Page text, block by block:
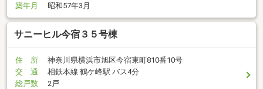
築年月
昭和57年3月
サニーヒル今宿３５号棟
住 所
神奈川県横浜市旭区今宿東町810番10号
交 通
相鉄本線 鶴ケ峰駅 バス4分
総戸数
2戸